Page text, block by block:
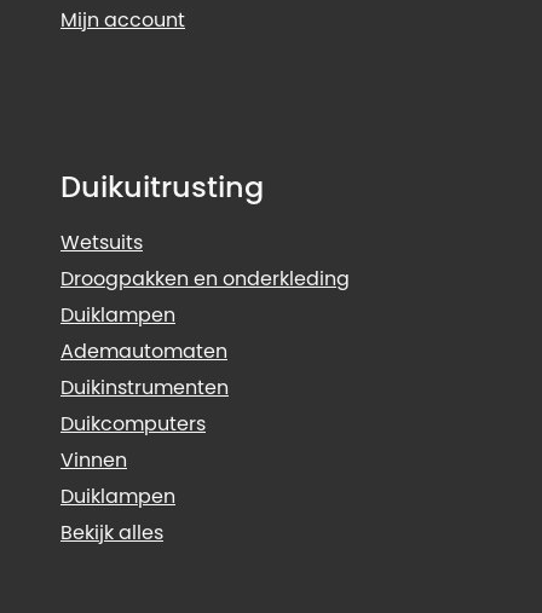
Mijn account
Duikuitrusting
Wetsuits
Droogpakken en onderkleding
Duiklampen
Ademautomaten
Duikinstrumenten
Duikcomputers
Vinnen
Duiklampen
Bekijk alles